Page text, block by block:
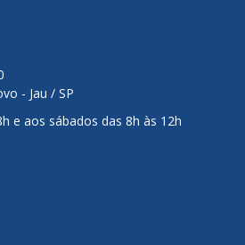
- Jau / SP
e aos sábados das 8h às 12h